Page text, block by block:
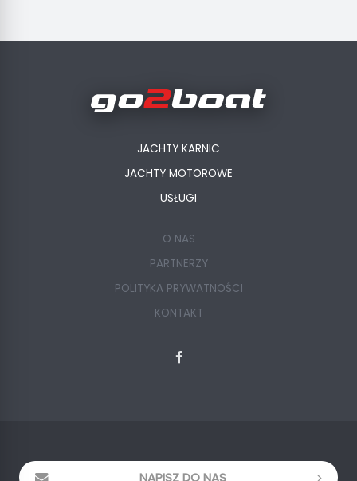
JACHTY KARNIC
JACHTY MOTOROWE
USŁUGI
O NAS
PARTNERZY
POLITYKA PRYWATNOŚCI
KONTAKT